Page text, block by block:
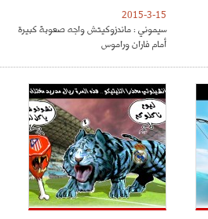
2015-3-15
سيموني : ماندزوكيتش واجه صعوبة كبيرة
أمام فاران وراموس